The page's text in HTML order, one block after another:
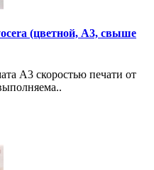
(цветной, A3, свыше
A3 скоростью печати от